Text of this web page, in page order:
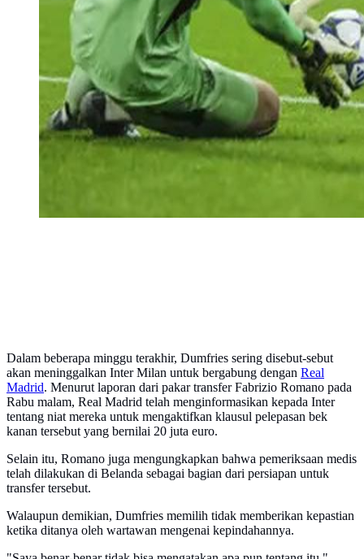
Dalam beberapa minggu terakhir, Dumfries sering disebut-sebut
akan meninggalkan Inter Milan untuk bergabung dengan Real
Madrid. Menurut laporan dari pakar transfer Fabrizio Romano pada
Rabu malam, Real Madrid telah menginformasikan kepada Inter
tentang niat mereka untuk mengaktifkan klausul pelepasan bek
kanan tersebut yang bernilai 20 juta euro.
Selain itu, Romano juga mengungkapkan bahwa pemeriksaan medis
telah dilakukan di Belanda sebagai bagian dari persiapan untuk
transfer tersebut.
Walaupun demikian, Dumfries memilih tidak memberikan kepastian
ketika ditanya oleh wartawan mengenai kepindahannya.